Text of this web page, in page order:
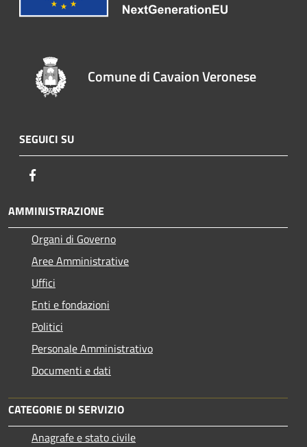
Comune di Cavaion Veronese
SEGUICI SU
AMMINISTRAZIONE
Organi di Governo
Aree Amministrative
Uffici
Enti e fondazioni
Politici
Personale Amministrativo
Documenti e dati
CATEGORIE DI SERVIZIO
Anagrafe e stato civile